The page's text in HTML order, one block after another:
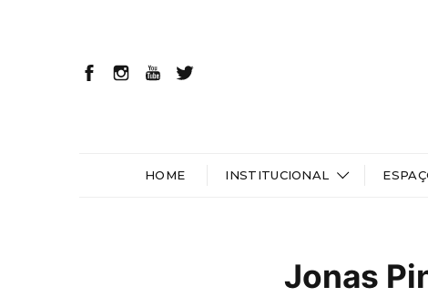
HOME INSTITUCIONAL
Jonas